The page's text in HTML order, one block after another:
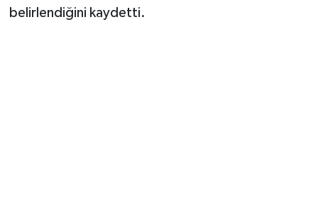
belirlendiğini kaydetti.